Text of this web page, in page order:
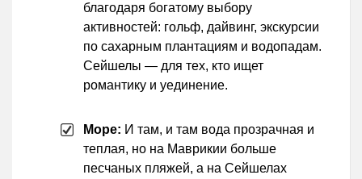
благодаря богатому выбору
активностей: гольф, дайвинг, экскурсии
по сахарным плантациям и водопадам.
Сейшелы — для тех, кто ищет
романтику и уединение.
Море: И там, и там вода прозрачная и
теплая, но на Маврикии больше
песчаных пляжей, а на Сейшелах